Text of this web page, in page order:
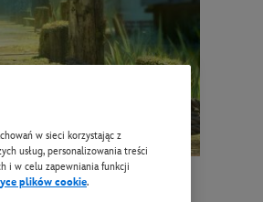
w sieci korzystając z
usług, personalizowania treści
i w celu zapewniania funkcji
plików cookie.